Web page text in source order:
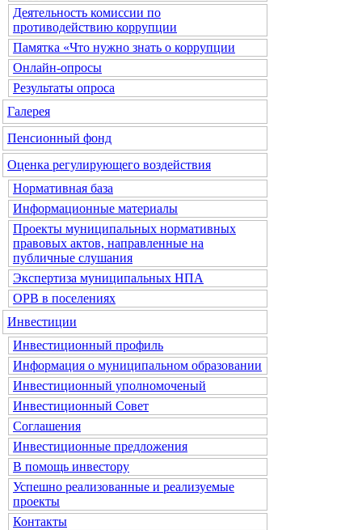
Деятельность комиссии по
противодействию коррупции
Памятка «Что нужно знать о коррупции
Онлайн-опросы
Результаты опроса
Галерея
Пенсионный фонд
Оценка регулирующего воздействия
Нормативная база
Информационные материалы
Проекты муниципальных нормативных
правовых актов, направленные на
публичные слушания
Экспертиза муниципальных НПА
ОРВ в поселениях
Инвестиции
Инвестиционный профиль
Информация о муниципальном образовании
Инвестиционный уполномоченый
Инвестиционный Совет
Соглашения
Инвестиционные предложения
В помощь инвестору
Успешно реализованные и реализуемые
проекты
Контакты